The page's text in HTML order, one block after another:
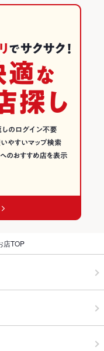
／歓送迎会／完全個室
ご利用ください。
るご質問、ご不明点、ご要望
りお食事をお楽しみいただ
店TOP